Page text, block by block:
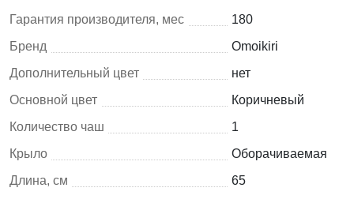
Гарантия производителя, мес
180
Бренд
Omoikiri
Дополнительный цвет
нет
Основной цвет
Коричневый
Количество чаш
1
Крыло
Оборачиваемая
Длина, см
65